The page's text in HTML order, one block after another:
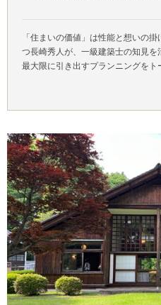
「住まいの価値」は性能と想いの
つ長崎秀人が、一級建築士の知見
最大限に引き出すプランニングをト